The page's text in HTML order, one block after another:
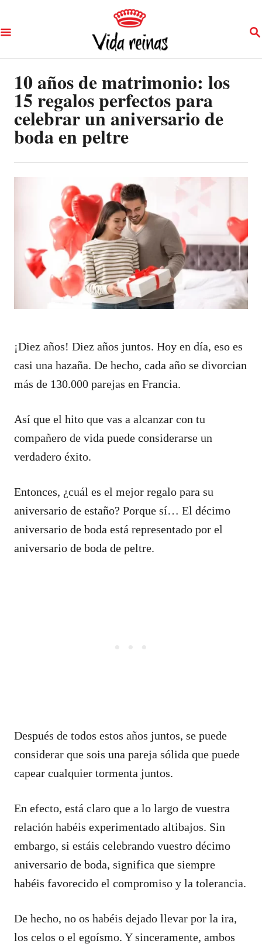
k
i
S
10 años de matrimonio: los
15 regalos perfectos para
celebrar un aniversario de
boda en peltre
¡Diez años! Diez años juntos. Hoy en día, eso es
casi una hazaña. De hecho, cada año se divorcian
más de 130.000 parejas en Francia.
Así que el hito que vas a alcanzar con tu
compañero de vida puede considerarse un
verdadero éxito.
Entonces, ¿cuál es el mejor regalo para su
aniversario de estaño? Porque sí… El décimo
aniversario de boda está representado por el
aniversario de boda de peltre.
Después de todos estos años juntos, se puede
considerar que sois una pareja sólida que puede
capear cualquier tormenta juntos.
En efecto, está claro que a lo largo de vuestra
relación habéis experimentado altibajos. Sin
embargo, si estáis celebrando vuestro décimo
aniversario de boda, significa que siempre
habéis favorecido el compromiso y la tolerancia.
De hecho, no os habéis dejado llevar por la ira,
los celos o el egoísmo. Y sinceramente, ambos